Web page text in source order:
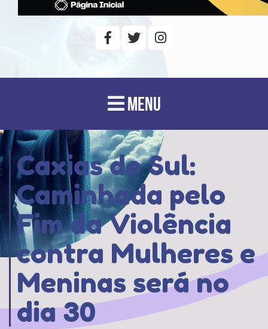
MENU
Caxias do Sul:
Caminhada pelo
Fim da Violência
contra Mulheres e
Meninas será no
dia 30